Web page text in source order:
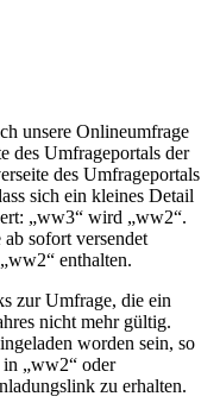
unsere Onlineumfrage
des Umfrageportals der
des Umfrageportals
sich ein kleines Detail
„ww3“ wird „ww2“.
sofort versendet
enthalten.
zur Umfrage, die ein
nicht mehr gültig.
worden sein, so
in „ww2“ oder
zu erhalten.